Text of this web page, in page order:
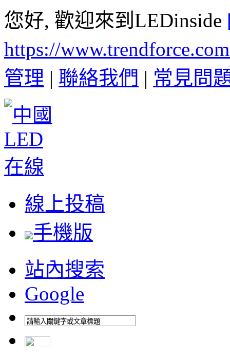
您好, 歡迎來到LEDinside
https://
管理 | 聯絡我們 | 常見問
線上投稿
手機版
站內搜索
Google